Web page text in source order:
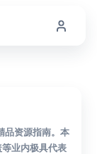
品资源指南。本
业内极具代表